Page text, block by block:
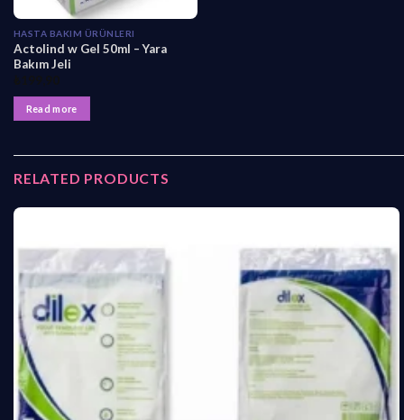
HASTA BAKIM ÜRÜNLERI
Actolind w Gel 50ml – Yara
Bakım Jeli
Read more
RELATED PRODUCTS